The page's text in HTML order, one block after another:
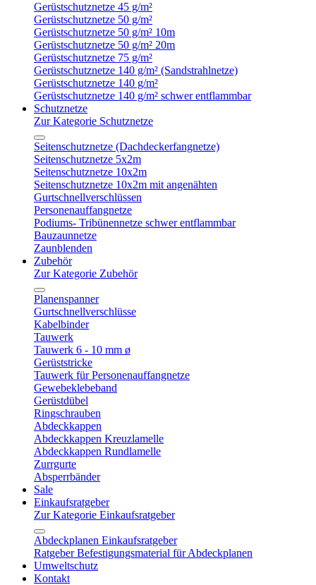
Gerüstschutznetze 45 g/m²
Gerüstschutznetze 50 g/m²
Gerüstschutznetze 50 g/m² 10m
Gerüstschutznetze 50 g/m² 20m
Gerüstschutznetze 75 g/m²
Gerüstschutznetze 140 g/m² (Sandstrahlnetze)
Gerüstschutznetze 140 g/m²
Gerüstschutznetze 140 g/m² schwer entflammbar
Schutznetze
Zur Kategorie Schutznetze
Seitenschutznetze (Dachdeckerfangnetze)
Seitenschutznetze 5x2m
Seitenschutznetze 10x2m
Seitenschutznetze 10x2m mit angenähten
Gurtschnellverschlüssen
Personenauffangnetze
Podiums- Tribünennetze schwer entflammbar
Bauzaunnetze
Zaunblenden
Zubehör
Zur Kategorie Zubehör
Planenspanner
Gurtschnellverschlüsse
Kabelbinder
Tauwerk
Tauwerk 6 - 10 mm ø
Gerüststricke
Tauwerk für Personenauffangnetze
Gewebeklebeband
Gerüstdübel
Ringschrauben
Abdeckkappen
Abdeckkappen Kreuzlamelle
Abdeckkappen Rundlamelle
Zurrgurte
Absperrbänder
Sale
Einkaufsratgeber
Zur Kategorie Einkaufsratgeber
Abdeckplanen Einkaufsratgeber
Ratgeber Befestigungsmaterial für Abdeckplanen
Umweltschutz
Kontakt